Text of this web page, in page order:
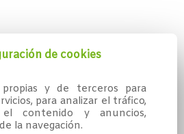
de cookies
propias y de terceros para
para analizar el tráfico,
el contenido y anuncios,
la navegación.